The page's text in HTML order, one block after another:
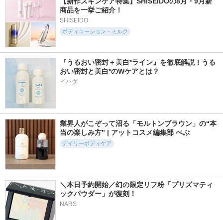
ィ シルクブライト
ニング ブライトニ
ング美容液ボディミ
ルク
ニベア
柳屋あんず油
＋ホワイトニング
タイプ ボディウォ
サボンの香り
ビオレu
ーケット ホワイト
チューリップ
LUV SCENT(ラブセン
WHiTE PROMiSE
4085件
商品を一挙ご紹介！
SHISEIDO
ボディローション・ミルク
『うるおい密封＋美白*ライン』を徹底解説！うる
おい密封と美白*のWケアとは？
イハダ
業界人がこぞって沼る「モルトンブラウン」の“本
当の楽しみ方” | アットコスメ編集部 ぺぷ
デイリーボディケア
＼本日予約開始／幻の限定リフ粉「プリズマティ
ックパウダー」が復刻！
NARS